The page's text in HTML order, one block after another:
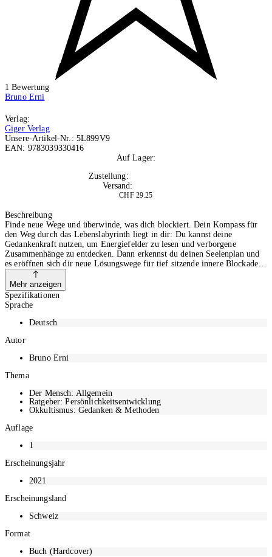
1 Bewertung
Bruno Erni
Verlag:
Giger Verlag
Unsere-Artikel-Nr.: 5L899V9
EAN: 9783039330416
Auf Lager:
Zustellung:
Versand:
CHF 29.25
Beschreibung
Finde neue Wege und überwinde, was dich blockiert. Dein Kompass für
den Weg durch das Lebenslabyrinth liegt in dir: Du kannst deine
Gedankenkraft nutzen, um Energiefelder zu lesen und verborgene
Zusammenhänge zu entdecken. Dann erkennst du deinen Seelenplan und
es eröffnen sich dir neue Lösungswege für tief sitzende innere Blockaden
und für Probleme in der Partnerschaft, dem Beruf und der Gesundheit.
Glaubenssätze harmonisieren: Wer bin ich. Was beeinflusst mich.
Selbstwert erhöhen: sich selbst vertrauen und die Persönlichkeit
entwickeln Aussöhnung mit den Ahnen: die Ahnenreihe heilen Training
des Bewusstseins: Wie denkt es in dir. Sinneserweiterung: So trainierst du
hellfühlen, hellsehen und hellhören Energetisches Heilen: Aurachirurgie
Mit seinem Ratgeber möchte der Bestsellerautor und Energie-Coach
aus seiner Praxis erklärt er, wie du die Aura eines Menschen lesen und
feinfühlig Energieströme und -felder wahrnehmen und verändern kannst.
Berührende Geschichten von Klienten zeigen, wie jeder seinen
persönlichen Weg durch das Lebenslabyrinth finden kann - raus aus den
Sackgassen und hin zu einem freien, glücklichen und gesunden Leben.
Mehr anzeigen
Spezifikationen
Sprache
Deutsch
Autor
Bruno Erni
Thema
Der Mensch: Allgemein
Ratgeber: Persönlichkeitsentwicklung
Okkultismus: Gedanken & Methoden
Auflage
1
Erscheinungsjahr
2021
Erscheinungsland
Schweiz
Format
Buch (Hardcover)